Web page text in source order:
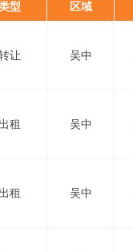
型 区域
让 吴中
出租 吴中
出租 吴中